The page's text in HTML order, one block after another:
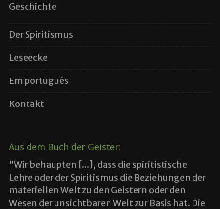
Geschichte
Der Spiritismus
Leseecke
Em português
Kontakt
Aus dem Buch der Geister:
"Wir behaupten [...], dass die spiritistische
Lehre oder der Spiritismus die Beziehungen der
materiellen Welt zu den Geistern oder den
Wesen der unsichtbaren Welt zur Basis hat. Die